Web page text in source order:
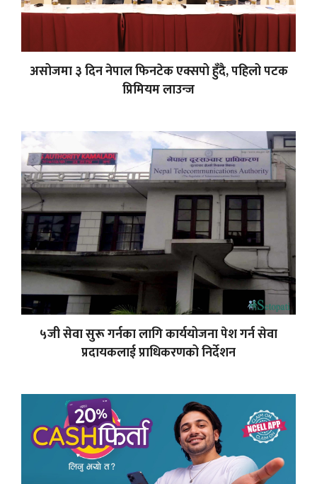
असोजमा ३ दिन नेपाल फिनटेक एक्सपो हुँदै, पहिलो पटक
प्रिमियम लाउन्ज
५जी सेवा सुरू गर्नका लागि कार्ययोजना पेश गर्न सेवा
प्रदायकलाई प्राधिकरणको निर्देशन